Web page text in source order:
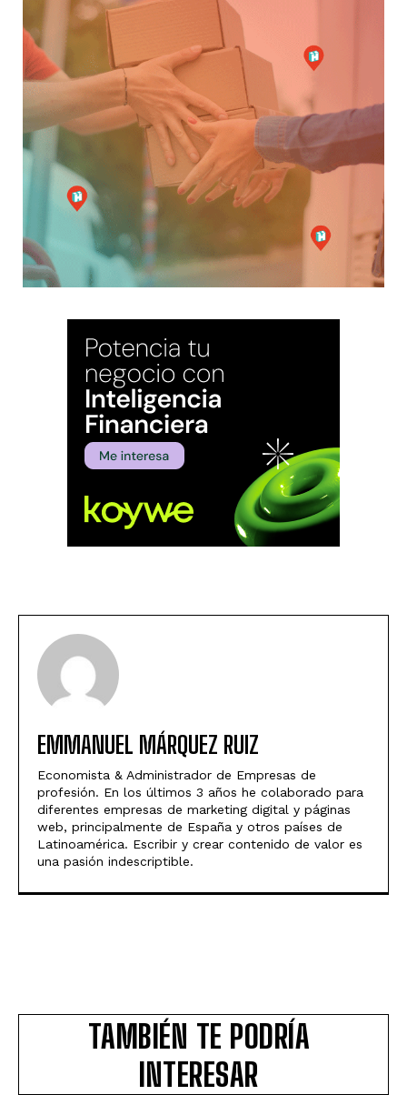
EMMANUEL MÁRQUEZ RUIZ
Economista & Administrador de Empresas de
profesión. En los últimos 3 años he colaborado para
diferentes empresas de marketing digital y páginas
web, principalmente de España y otros países de
Latinoamérica. Escribir y crear contenido de valor es
una pasión indescriptible.
TAMBIÉN TE PODRÍA
INTERESAR